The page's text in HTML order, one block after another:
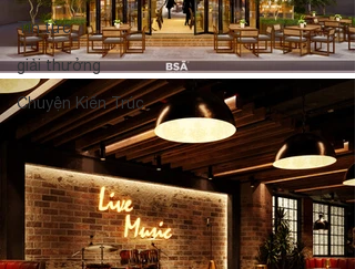
Tin tức
giải thưởng
Chuyện Kiến Trúc